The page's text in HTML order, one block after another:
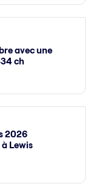
avec une
ch
2026
Lewis